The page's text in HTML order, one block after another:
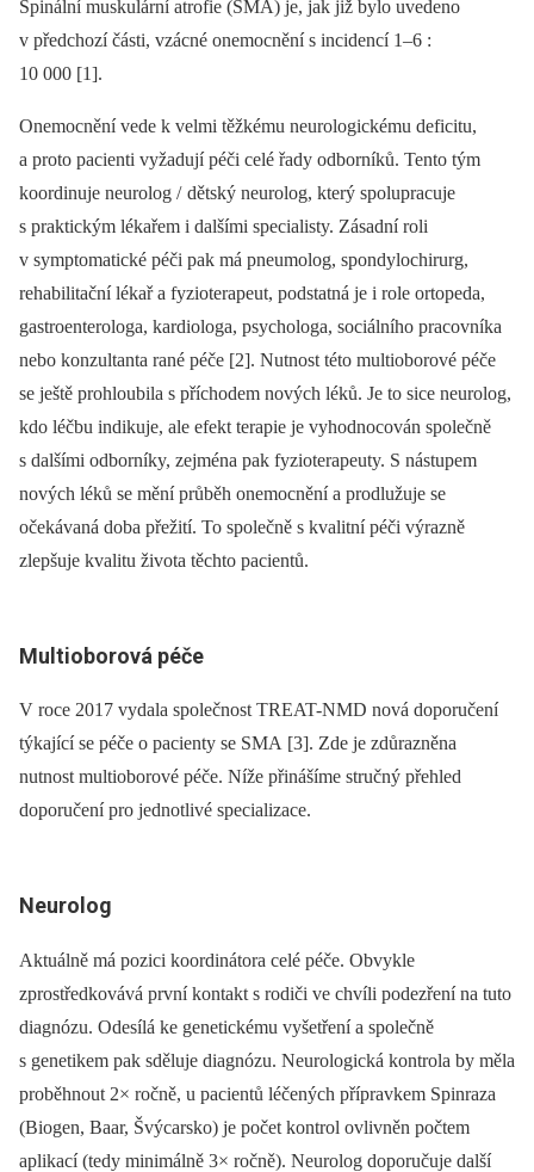
Spinální muskulární atrofie (SMA) je, jak již bylo uvedeno
v předchozí části, vzácné onemocnění s incidencí 1–6 :
10 000 [1].
Onemocnění vede k velmi těžkému neurologickému deficitu,
a proto pacienti vyžadují péči celé řady odborníků. Tento tým
koordinuje neurolog / dětský neurolog, který spolupracuje
s praktickým lékařem i dalšími specialisty. Zásadní roli
v symptomatické péči pak má pneumolog, spondylochirurg,
rehabilitační lékař a fyzioterapeut, podstatná je i role ortopeda,
gastroenterologa, kardiologa, psychologa, sociálního pracovníka
nebo konzultanta rané péče [2]. Nutnost této multioborové péče
se ještě prohloubila s příchodem nových léků. Je to sice neurolog,
kdo léčbu indikuje, ale efekt terapie je vyhodnocován společně
s dalšími odborníky, zejména pak fyzioterapeuty. S nástupem
nových léků se mění průběh onemocnění a prodlužuje se
očekávaná doba přežití. To společně s kvalitní péči výrazně
zlepšuje kvalitu života těchto pacientů.
Multioborová péče
V roce 2017 vydala společnost TREAT-NMD nová doporučení
týkající se péče o pacienty se SMA [3]. Zde je zdůrazněna
nutnost multioborové péče. Níže přinášíme stručný přehled
doporučení pro jednotlivé specializace.
Neurolog
Aktuálně má pozici koordinátora celé péče. Obvykle
zprostředkovává první kontakt s rodiči ve chvíli podezření na tuto
dia­gnózu. Odesílá ke genetickému vyšetření a společně
s genetikem pak sděluje dia­gnózu. Neurologická kontrola by měla
proběhnout 2× ročně, u pacientů léčených přípravkem Spinraza
(Biogen, Baar, Švýcarsko) je počet kontrol ovlivněn počtem
aplikací (tedy minimálně 3× ročně). Neurolog doporučuje další